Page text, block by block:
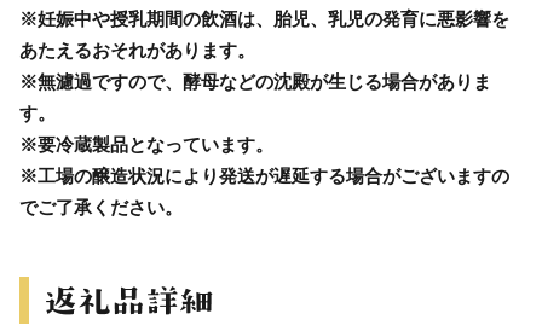
※妊娠中や授乳期間の飲酒は、胎児、乳児の発育に悪影響を
あたえるおそれがあります。
※無濾過ですので、酵母などの沈殿が生じる場合がありま
す。
※要冷蔵製品となっています。
※工場の醸造状況により発送が遅延する場合がございますの
でご了承ください。